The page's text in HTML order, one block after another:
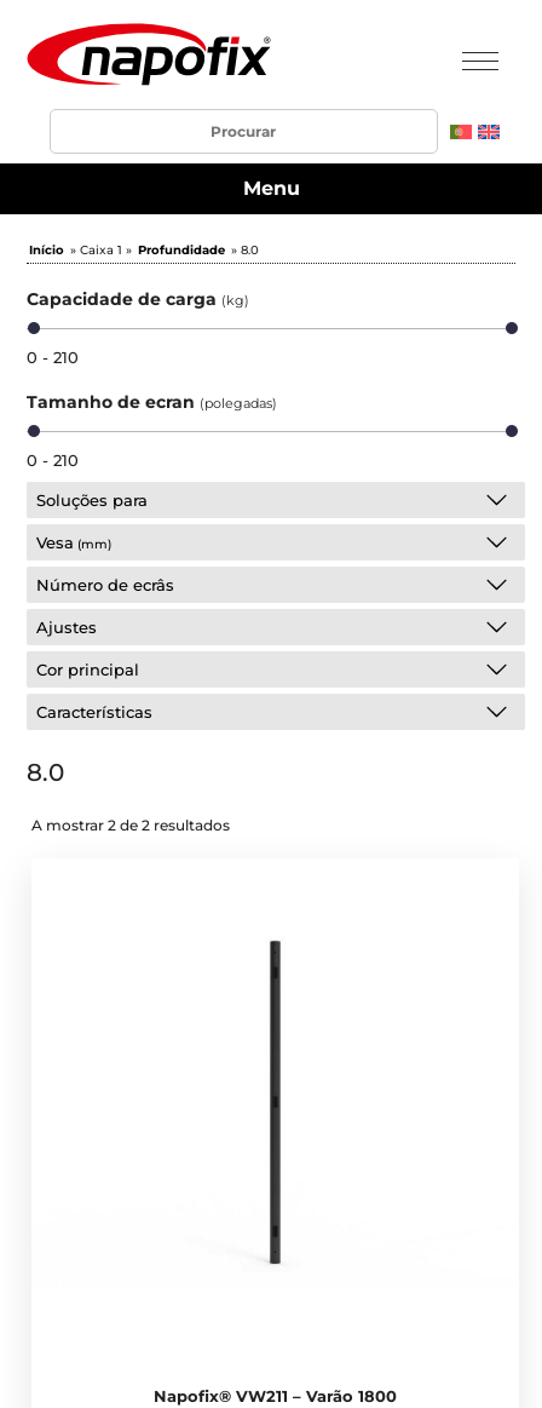
Menu
Início » Caixa 1 » Profundidade » 8.0
Capacidade de carga (kg)
0 - 210
Tamanho de ecran (polegadas)
0 - 210
Soluções para
Vesa (mm)
Número de ecrâs
Ajustes
Cor principal
Características
8.0
A mostrar 2 de 2 resultados
Napofix® VW211 – Varão 1800